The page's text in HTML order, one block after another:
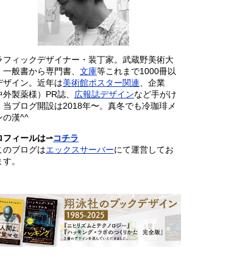
フィックデザイナー・装丁家。武蔵野美術大
一般書から専門書、 文庫等これまで1000冊以
ザイン。近年は美術館ポスター関連、企業
外製薬様）PR誌、 広報誌デザインなど手がけ
当ブログ開設は2018年〜。真冬でも冷珈琲メ
の漢^^
フィールは⇀コチラ
ブログはエックスサーバーにて運営してお
。